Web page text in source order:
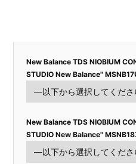
New Balance TDS NIOBIUM
STUDIO New Balance"
New Balance TDS NIOBIUM
STUDIO New Balance"